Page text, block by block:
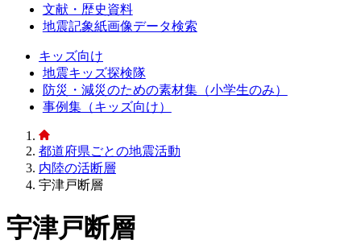
文献・歴史資料
地震記象紙画像データ検索
キッズ向け
地震キッズ探検隊
防災・減災のための素材集（小学生のみ）
事例集（キッズ向け）
都道府県ごとの地震活動
内陸の活断層
宇津戸断層
宇津戸断層